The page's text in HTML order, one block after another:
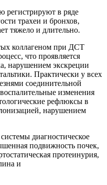
регистрируют в ряде
трахеи и бронхов,
тяжело и длительно.
коллагеном при ДСТ
что проявляется
нарушением экскреции
Практически у всех
соединительной
изменения
рефлюксы в
нарушением
диагностическое
подвижность почек,
протеинурия,
и